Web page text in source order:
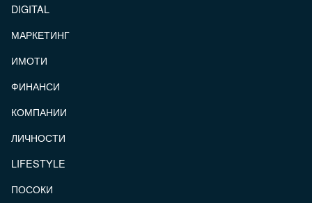
DIGITAL
МАРКЕТИНГ
ИМОТИ
ФИНАНСИ
КОМПАНИИ
ЛИЧНОСТИ
LIFESTYLE
ПОСОКИ